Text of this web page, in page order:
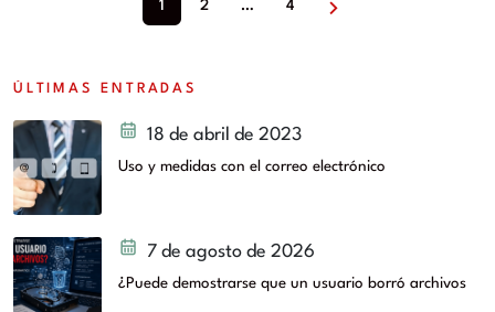
1 2 … 4
ÚLTIMAS ENTRADAS
18 de abril de 2023
Uso y medidas con el correo electrónico
7 de agosto de 2026
¿Puede demostrarse que un usuario borró archivos